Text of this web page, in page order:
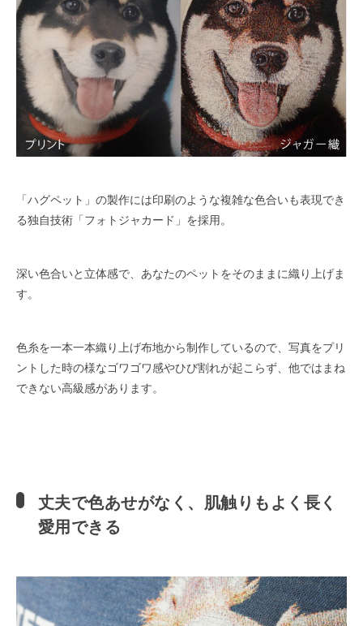
「ハグペット」の製作には印刷のような複雑な色合いも表現でき
る独自技術「フォトジャカード」を採用。
深い色合いと立体感で、あなたのペットをそのままに織り上げま
す。
色糸を一本一本織り上げ布地から制作しているので、写真をプリ
ントした時の様なゴワゴワ感やひび割れが起こらず、他ではまね
できない高級感があります。
丈夫で色あせがなく、肌触りもよく長く
愛用できる